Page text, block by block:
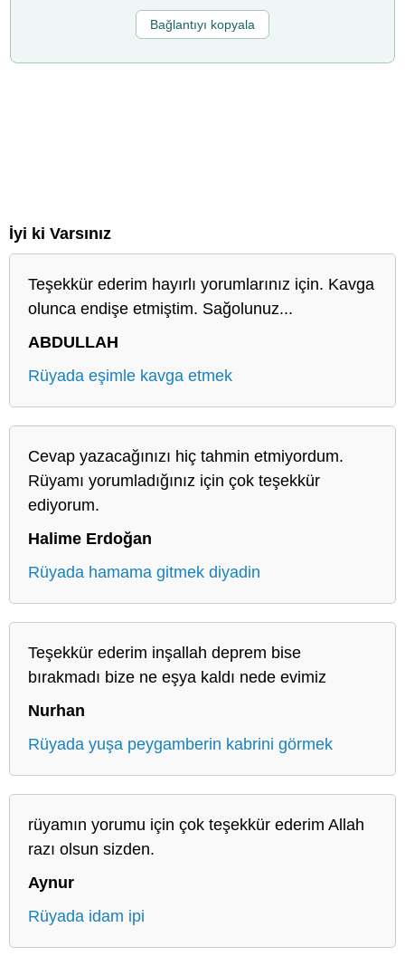
Bağlantıyı kopyala
İyi ki Varsınız
Teşekkür ederim hayırlı yorumlarınız için. Kavga
olunca endişe etmiştim. Sağolunuz...
ABDULLAH
Rüyada eşimle kavga etmek
Cevap yazacağınızı hiç tahmin etmiyordum.
Rüyamı yorumladığınız için çok teşekkür
ediyorum.
Halime Erdoğan
Rüyada hamama gitmek diyadin
Teşekkür ederim inşallah deprem bise
bırakmadı bize ne eşya kaldı nede evimiz
Nurhan
Rüyada yuşa peygamberin kabrini görmek
rüyamın yorumu için çok teşekkür ederim Allah
razı olsun sizden.
Aynur
Rüyada idam ipi